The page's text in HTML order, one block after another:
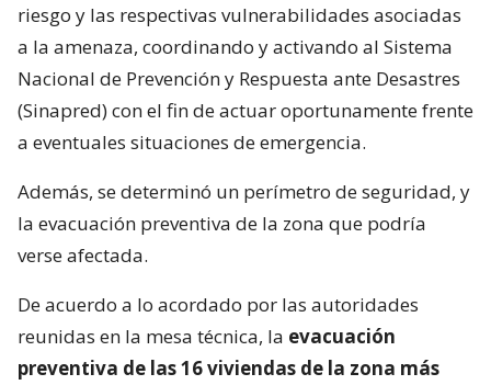
riesgo y las respectivas vulnerabilidades asociadas
a la amenaza, coordinando y activando al Sistema
Nacional de Prevención y Respuesta ante Desastres
(Sinapred) con el fin de actuar oportunamente frente
a eventuales situaciones de emergencia.
Además, se determinó un perímetro de seguridad, y
la evacuación preventiva de la zona que podría
verse afectada.
De acuerdo a lo acordado por las autoridades
reunidas en la mesa técnica, la evacuación
preventiva de las 16 viviendas de la zona más